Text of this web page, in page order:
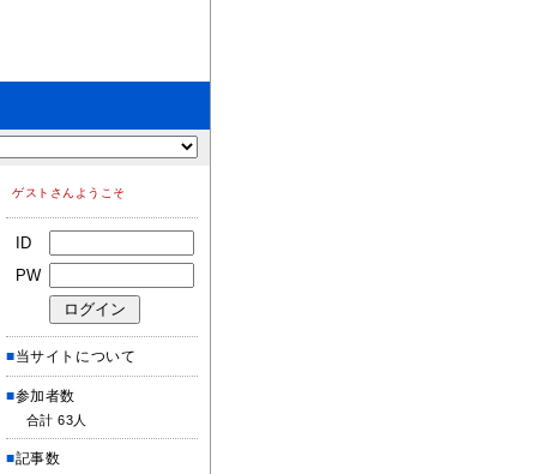
ゲストさんようこそ
ID
PW
■当サイトについて
■参加者数
合計 63人
■記事数